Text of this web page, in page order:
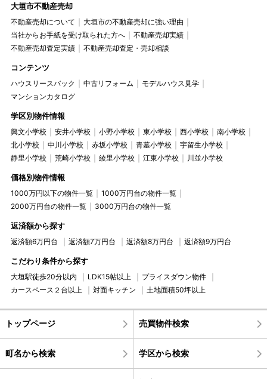
大垣市不動産売却
不動産売却について
大垣市の不動産売却に強い理由
当社からお手紙を受け取られた方へ
不動産売却実績
不動産売却査定実績
不動産売却査定・売却相談
コンテンツ
ハウスリースバック 中古リフォーム
モデルハウス見学
マンションカタログ
学区別物件情報
興文小学校 安井小学校 小野小学校 東小学校 西小学校
南小学校
北小学校
中川小学校 赤坂小学校 青墓小学校
宇留生小学校
静里小学校
荒崎小学校 綾里小学校 江東小学校 川並小学校
価格別物件情報
1000万円以下の物件一覧
1000万円台の物件一覧
2000万円台の物件一覧
3000万円台の物件一覧
返済額から探す
返済額6万円台 返済額7万円台 返済額8万円台 返済額9万円台
こだわり条件から探す
大垣駅徒歩20分以内 LDK15帖以上
プライスダウン物件
カースペース２台以上
対面キッチン 土地面積50坪以上
トップページ 売買物件検索
町名から検索 学区から検索